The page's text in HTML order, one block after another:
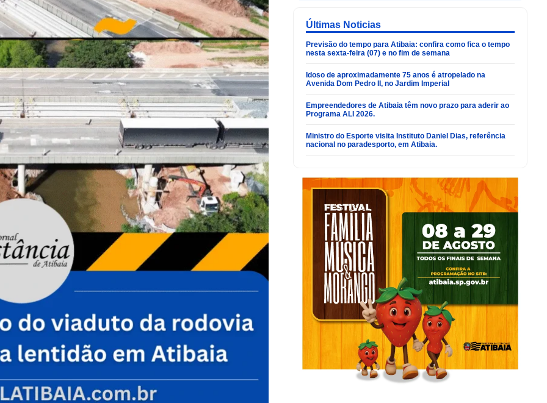
Últimas Noticias
Previsão do tempo para Atibaia: confira como fica o tempo
nesta sexta-feira (07) e no fim de semana
Idoso de aproximadamente 75 anos é atropelado na
Avenida Dom Pedro II, no Jardim Imperial
Empreendedores de Atibaia têm novo prazo para aderir ao
Programa ALI 2026.
Ministro do Esporte visita Instituto Daniel Dias, referência
nacional no paradesporto, em Atibaia.